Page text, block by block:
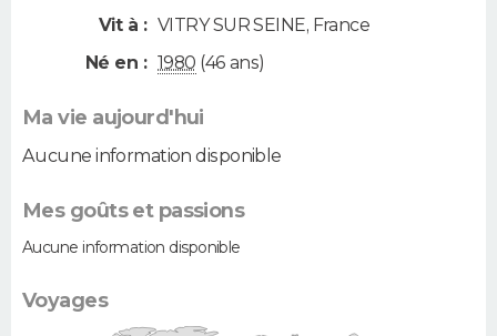
Vit à : VITRY SUR SEINE, France
Né en : 1980 (46 ans)
Ma vie aujourd'hui
Aucune information disponible
Mes goûts et passions
Aucune information disponible
Voyages